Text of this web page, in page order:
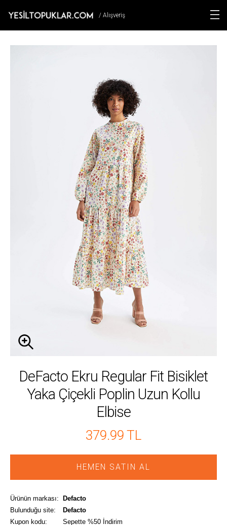
/ Alışveriş
DeFacto Ekru Regular Fit Bisiklet
Yaka Çiçekli Poplin Uzun Kollu
Elbise
379.99 TL
HEMEN SATIN AL
Ürünün markası:
Defacto
Bulunduğu site:
Defacto
Kupon kodu:
Sepette %50 İndirim